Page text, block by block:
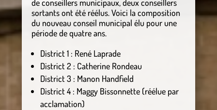
de conseillers municipaux, deux conseillers
sortants ont été réélus. Voici la composition
du nouveau conseil municipal élu pour une
période de quatre ans.
District 1 : René Laprade
District 2 : Catherine Rondeau
District 3 : Manon Handfield
District 4 : Maggy Bissonnette (réélue par
acclamation)